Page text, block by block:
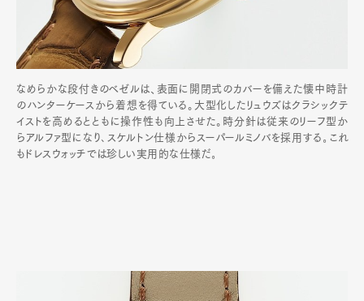
なめらかな段付きのベゼルは、表面に開閉式のカバーを備えた懐中時計
のハンターケースから着想を得ている。大型化したリュウズはクラシックテ
イストを高めるとともに操作性も向上させた。時分針は従来のリーフ型か
らアルファ型になり､スケルトン仕様からスーパールミノバを採用する｡これ
もドレスウォッチでは珍しい実用的な仕様だ｡